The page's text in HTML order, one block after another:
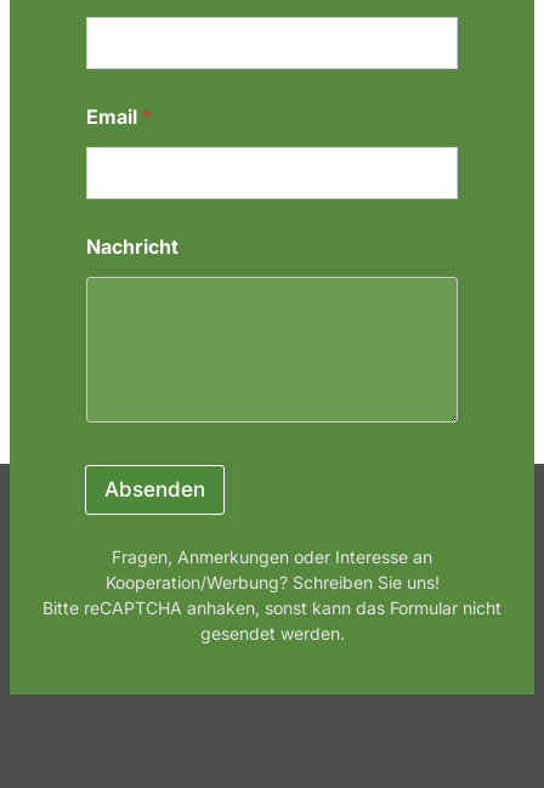
a
m
a
m
e
Email *
Nachricht
Absenden
Fragen, Anmerkungen oder Interesse an
Kooperation/Werbung? Schreiben Sie uns!
Bitte reCAPTCHA anhaken, sonst kann das Formular nicht
gesendet werden.